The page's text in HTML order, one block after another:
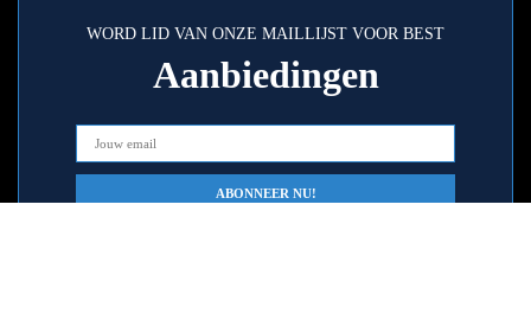
WORD LID VAN ONZE MAILLIJST VOOR BEST
Aanbiedingen